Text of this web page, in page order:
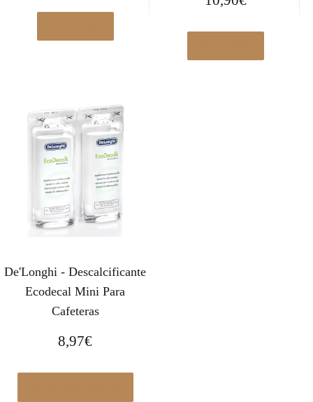
De'Longhi - Descalcificante
Ecodecal Mini Para
Cafeteras
8,97€